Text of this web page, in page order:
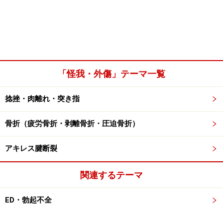
「怪我・外傷」テーマ一覧
捻挫・肉離れ・突き指
骨折（疲労骨折・剥離骨折・圧迫骨折）
アキレス腱断裂
関連するテーマ
ED・勃起不全